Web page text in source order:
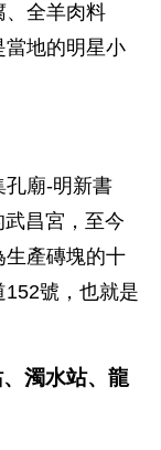
、全羊肉料
當地的明星小
孔廟-明新書
昌宮，至今
生產磚塊的十
號，也就是
濁水站、龍